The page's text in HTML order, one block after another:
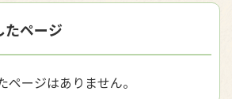
たページ
ージはありません。